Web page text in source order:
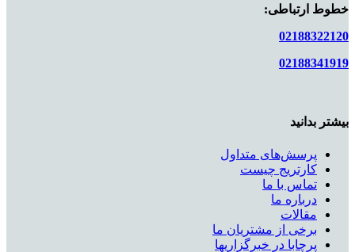
خطوط ارتباطی:
02188322120
02188341919
بیشتر بدانید
پرسش‌های متداول
کارتریج چیست
تماس با ما
درباره ما
مقالات
برخی از مشتریان ما
پرچابا در خبرگزاریها